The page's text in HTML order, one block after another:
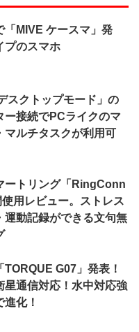
「MIVE ケースマ」発
プのスマホ
スクトップモード」の
ー接続でPCライクのマ
マルチタスクが利用可
ートリング「RingConn
用レビュー。ストレス
運動記録ができる文句無
G07」発表！
星通信対応！水中対応強
化！